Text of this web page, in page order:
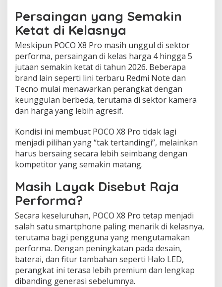
Persaingan yang Semakin
Ketat di Kelasnya
Meskipun POCO X8 Pro masih unggul di sektor
performa, persaingan di kelas harga 4 hingga 5
jutaan semakin ketat di tahun 2026. Beberapa
brand lain seperti lini terbaru Redmi Note dan
Tecno mulai menawarkan perangkat dengan
keunggulan berbeda, terutama di sektor kamera
dan harga yang lebih agresif.
Kondisi ini membuat POCO X8 Pro tidak lagi
menjadi pilihan yang “tak tertandingi”, melainkan
harus bersaing secara lebih seimbang dengan
kompetitor yang semakin matang.
Masih Layak Disebut Raja
Performa?
Secara keseluruhan, POCO X8 Pro tetap menjadi
salah satu smartphone paling menarik di kelasnya,
terutama bagi pengguna yang mengutamakan
performa. Dengan peningkatan pada desain,
baterai, dan fitur tambahan seperti Halo LED,
perangkat ini terasa lebih premium dan lengkap
dibanding generasi sebelumnya.